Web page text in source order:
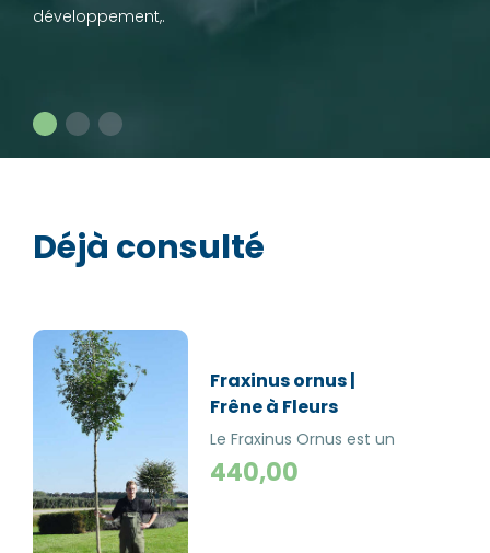
développement,.
Déjà consulté
Fraxinus ornus |
Frêne à Fleurs
Le Fraxinus Ornus est un
arbre décoratif avec de
grandes fleurs blanches
440,00